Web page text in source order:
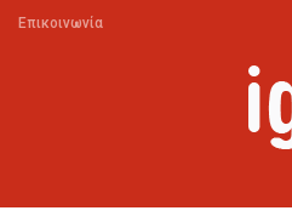
Επικοινωνία